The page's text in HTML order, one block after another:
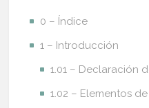
0 – Índice
1 – Introducción
1.01 – Declaración
1.02 – Elementos